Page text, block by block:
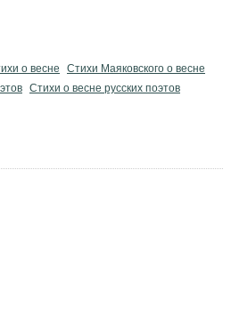
о весне
Стихи Маяковского о весне
Стихи о весне русских поэтов